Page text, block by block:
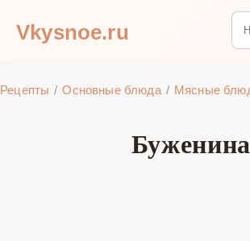
Vkysnoe.ru
Рецепты Основные блюда Мясные